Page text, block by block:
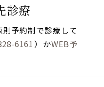
診療
予約制で診療して
6161 ）かWEB予